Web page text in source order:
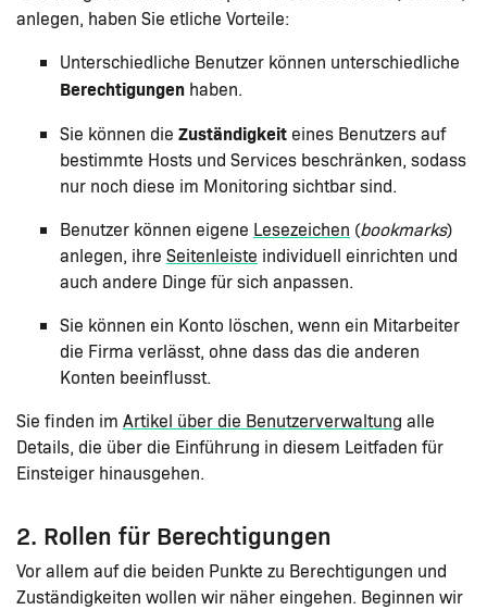
anlegen, haben Sie etliche Vorteile:
Unterschiedliche Benutzer können unterschiedliche
Berechtigungen haben.
Sie können die Zuständigkeit eines Benutzers auf
bestimmte Hosts und Services beschränken, sodass
nur noch diese im Monitoring sichtbar sind.
Benutzer können eigene Lesezeichen (bookmarks)
anlegen, ihre Seitenleiste individuell einrichten und
auch andere Dinge für sich anpassen.
Sie können ein Konto löschen, wenn ein Mitarbeiter
die Firma verlässt, ohne dass das die anderen
Konten beeinflusst.
Sie finden im Artikel über die Benutzerverwaltung alle
Details, die über die Einführung in diesem Leitfaden für
Einsteiger hinausgehen.
2. Rollen für Berechtigungen
Vor allem auf die beiden Punkte zu Berechtigungen und
Zuständigkeiten wollen wir näher eingehen. Beginnen wir